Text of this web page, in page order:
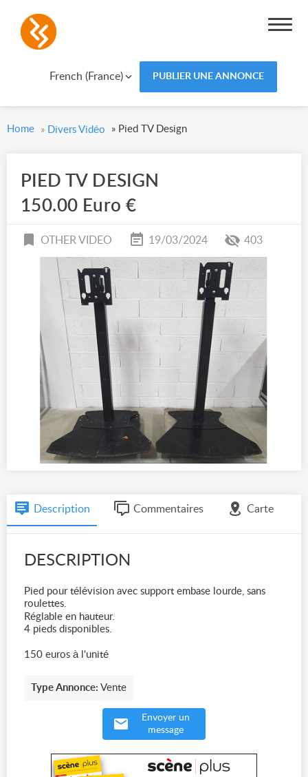
French (France) PUBLIER UNE ANNONCE
Home » Divers Vidéo » Pied TV Design
PIED TV DESIGN
150.00 Euro €
OTHER VIDEO 19/03/2024 403
Description Commentaires Carte
DESCRIPTION
Pied pour télévision avec support embase lourde, sans
roulettes.
Réglable en hauteur.
4 pieds disponibles.
150 euros à l'unité
Type Annonce: Vente
Envoyer un
message